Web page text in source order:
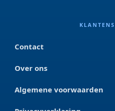
Contact
Over ons
Algemene voorwaarden